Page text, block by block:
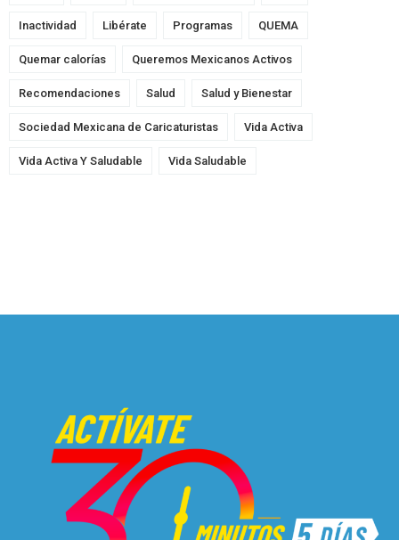
Inactividad Libérate Programas QUEMA
Quemar calorías Queremos Mexicanos Activos
Recomendaciones Salud Salud y Bienestar
Sociedad Mexicana de Caricaturistas Vida Activa
Vida Activa Y Saludable Vida Saludable